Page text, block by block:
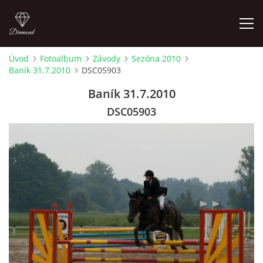
ÚVOD
KONTAKT
JEŽDĚNÍ PRO VEŘEJNOST
FOTOALBUM
Úvod Fotoalbum Závody
Sezóna 2010
Baník 31.7.2010
DSC05903
Baník 31.7.2010
DSC05903